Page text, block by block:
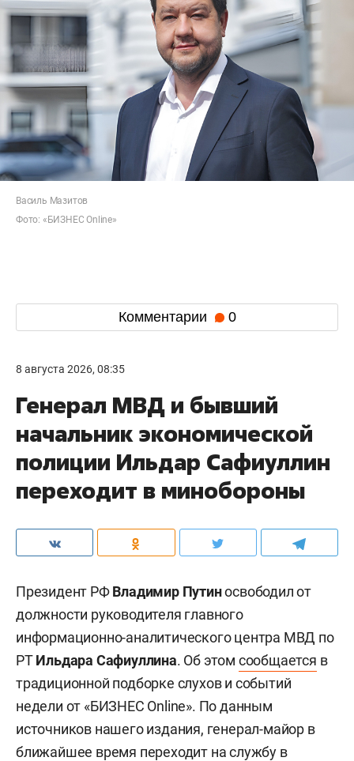
Василь Мазитов
Фото: «БИЗНЕС Online»
Комментарии 0
8 августа 2026, 08:35
Генерал МВД и бывший
начальник экономической
полиции Ильдар Сафиуллин
переходит в минобороны
Президент РФВладимир Путиносвободил от
должности руководителя главного
информационно-аналитического центра МВД по
РТИльдара Сафиуллина. Об этом сообщается в
традиционной подборке слухов и событий
недели от «БИЗНЕС Online». По данным
источников нашего издания, генерал-майор в
ближайшее время переходит на службу в